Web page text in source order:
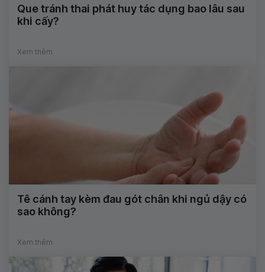
Que tránh thai phát huy tác dụng bao lâu sau
khi cấy?
Xem thêm
Tê cánh tay kèm đau gót chân khi ngủ dậy có
sao không?
Xem thêm